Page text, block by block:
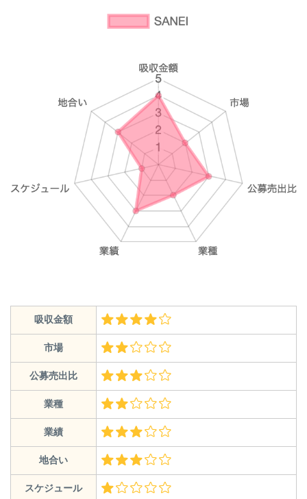
吸収金額
市場
公募売出比
業種
業績
地合い
スケジュール